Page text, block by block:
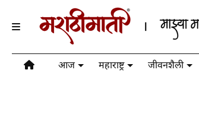
आज महाराष्ट्र जीवनशैली